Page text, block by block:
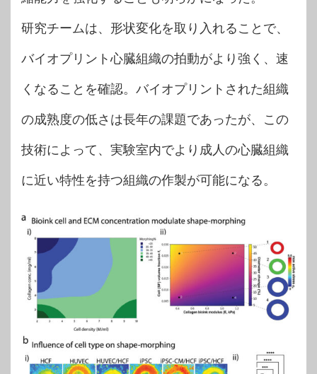
研究チームは、形状変化を取り入れることで、
バイオプリント心臓組織の拍動がより強く、速
くなることを確認。バイオプリントされた組織
の成熟度の低さは長年の課題であったが、この
技術によって、実験室内でより成人の心臓組織
に近い特性を持つ組織の作製が可能になる。